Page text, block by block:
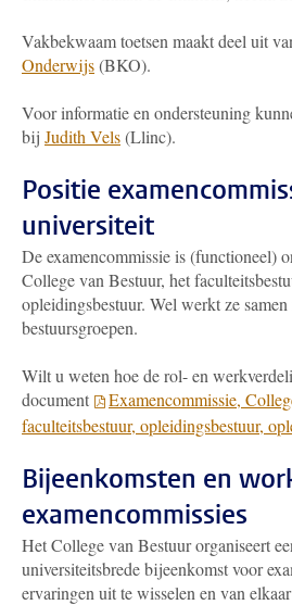
Vakbekwaam toetsen maakt deel uit
Onderwijs(BKO).
Voor informatie en ondersteuning
bij Judith Vels(Llinc).
Positie
universiteit
De examencommissie is (functioneel)
College van Bestuur, het
opleidingsbestuur. Wel werkt ze samen
bestuursgroepen.
Wilt u weten hoe de rol- en
document
Examencommissie,
faculteitsbestuur, opleidingsbestuur,
Bijeenkomsten en
examencommissies
Het College van Bestuur organiseert
universiteitsbrede bijeenkomst voor
ervaringen uit te wisselen en van